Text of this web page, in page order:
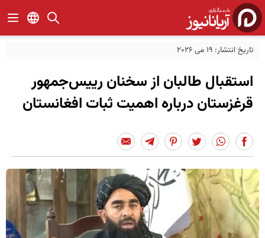
تاریخ انتشار: 19 می 2026
استقبال طالبان از سخنان رییس‌جمهور
قرغزستان درباره اهمیت ثبات افغانستان